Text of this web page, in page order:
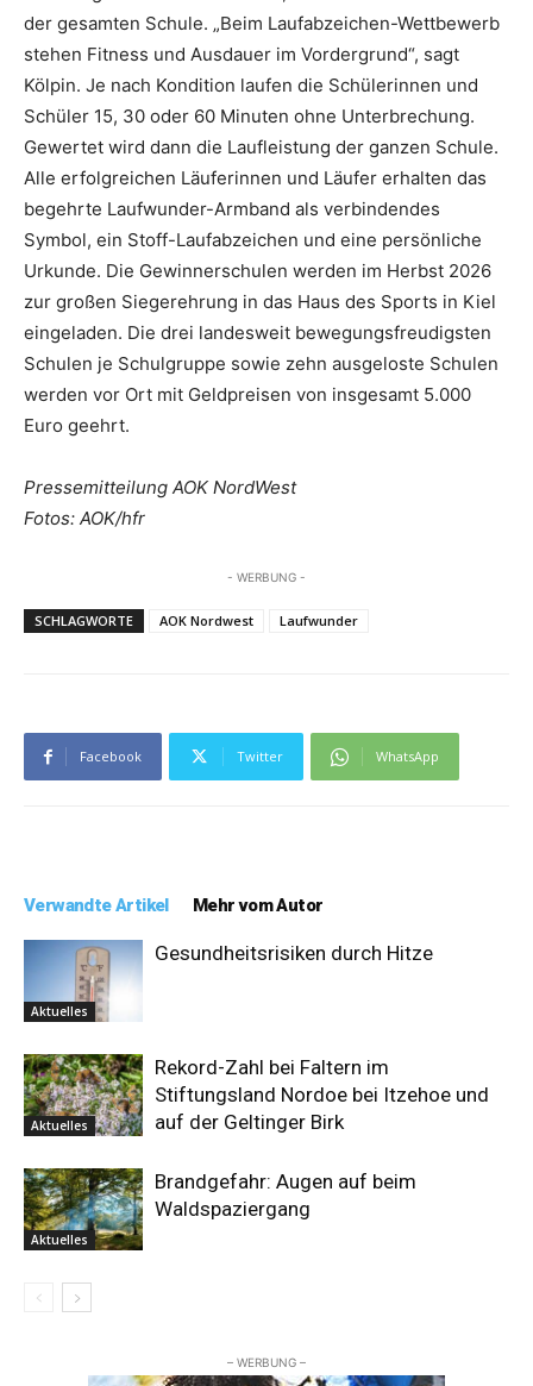
der gesamten Schule. „Beim Laufabzeichen-Wettbewerb
stehen Fitness und Ausdauer im Vordergrund“, sagt
Kölpin. Je nach Kondition laufen die Schülerinnen und
Schüler 15, 30 oder 60 Minuten ohne Unterbrechung.
Gewertet wird dann die Laufleistung der ganzen Schule.
Alle erfolgreichen Läuferinnen und Läufer erhalten das
begehrte Laufwunder-Armband als verbindendes
Symbol, ein Stoff-Laufabzeichen und eine persönliche
Urkunde. Die Gewinnerschulen werden im Herbst 2026
zur großen Siegerehrung in das Haus des Sports in Kiel
eingeladen. Die drei landesweit bewegungsfreudigsten
Schulen je Schulgruppe sowie zehn ausgeloste Schulen
werden vor Ort mit Geldpreisen von insgesamt 5.000
Euro geehrt.
Pressemitteilung AOK NordWest
Fotos: AOK/hfr
- WERBUNG -
SCHLAGWORTE AOK Nordwest Laufwunder
Facebook Twitter WhatsApp
Verwandte Artikel Mehr vom Autor
Aktuelles
Gesundheitsrisiken durch Hitze
Aktuelles
Rekord-Zahl bei Faltern im
Stiftungsland Nordoe bei Itzehoe und
auf der Geltinger Birk
Aktuelles
Brandgefahr: Augen auf beim
Waldspaziergang
– WERBUNG –